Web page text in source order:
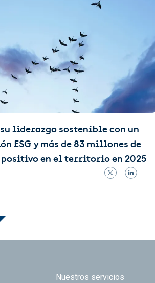
su liderazgo sostenible con un
ESG y más de 83 millones de
en el territorio en 2025
Nuestros servicios